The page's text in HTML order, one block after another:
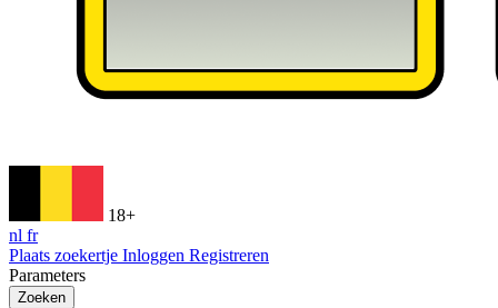
18+
nl fr
Plaats zoekertje Inloggen Registreren
Parameters
Zoeken